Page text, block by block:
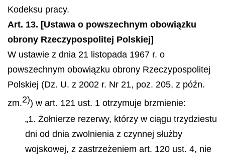
Kodeksu pracy.
Art. 13. [Ustawa o powszechnym obowiązku
obrony Rzeczypospolitej Polskiej]
W ustawie z dnia 21 listopada 1967 r. o
powszechnym obowiązku obrony Rzeczypospolitej
Polskiej (Dz. U. z 2002 r. Nr 21, poz. 205, z późn.
zm.2)) w art. 121 ust. 1 otrzymuje brzmienie:
„1. Żołnierze rezerwy, którzy w ciągu trzydziestu
dni od dnia zwolnienia z czynnej służby
wojskowej, z zastrzeżeniem art. 120 ust. 4, nie